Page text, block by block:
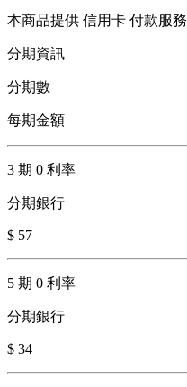
本商品提供 信用卡 付款服務
分期資訊
分期數
每期金額
3 期 0 利率
分期銀行
$ 57
5 期 0 利率
分期銀行
$ 34